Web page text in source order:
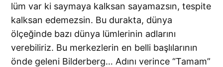
lüm var ki saymaya kalksan sayamazsın, tespite
kalksan edemezsin. Bu durakta, dünya
ölçeğinde bazı dünya lümlerinin adlarını
verebiliriz. Bu merkezlerin en belli başlılarının
önde geleni Bilderberg… Adını verince “Tamam”